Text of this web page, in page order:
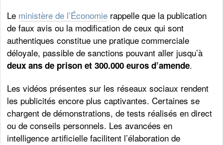
Le ministère de l’Économie rappelle que la publication
de faux avis ou la modification de ceux qui sont
authentiques constitue une pratique commerciale
déloyale, passible de sanctions pouvant aller jusqu’à
deux ans de prison et 300.000 euros d’amende.
Les vidéos présentes sur les réseaux sociaux rendent
les publicités encore plus captivantes. Certaines se
chargent de démonstrations, de tests réalisés en direct
ou de conseils personnels. Les avancées en
intelligence artificielle facilitent l’élaboration de